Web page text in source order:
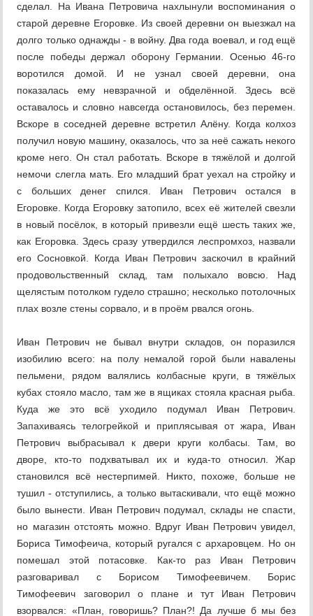
сделал. На Ивана Петровича нахлынули воспоминания о
старой деревне Егоровке. Из своей деревни он выезжал на
долго только однажды - в войну. Два года воевал, и год ещё
после победы держал оборону Германии. Осенью 46-го
воротился домой. И не узнал своей деревни, она
показалась ему невзрачной и обделённой. Здесь всё
оставалось и словно навсегда остановилось, без перемен.
Вскоре в соседней деревне встретил Алёну. Когда колхоз
получил новую машину, оказалось, что за неё сажать некого
кроме него. Он стал работать. Вскоре в тяжёлой и долгой
немочи слегла мать. Его младший брат уехал на стройку и
с больших денег спился. Иван Петрович остался в
Егоровке. Когда Егоровку затопило, всех её жителей свезли
в новый посёлок, в который привезли ещё шесть таких же,
как Егоровка. Здесь сразу утвердился леспромхоз, назвали
его Сосновкой. Когда Иван Петрович заскочил в крайний
продовольственный склад, там полыхало вовсю. Над
щелястым потолком гудело страшно; несколько потолочных
плах возле стены сорвало, и в проём рвался огонь.
Иван Петрович не бывал внутри складов, он поразился
изобилию всего: на полу немалой горой были навалены
пельмени, рядом валялись колбасные круги, в тяжёлых
кубах стояло масло, там же в ящиках стояла красная рыба.
Куда же это всё уходило подумал Иван Петрович.
Запахиваясь телогрейкой и приплясывая от жара, Иван
Петрович выбрасывал к двери круги колбасы. Там, во
дворе, кто-то подхватывал их и куда-то относил. Жар
становился всё нестерпимей. Никто, похоже, больше не
тушил - отступились, а только вытаскивали, что ещё можно
было вынести. Иван Петрович подумал, склады не спасти,
но магазин отстоять можно. Вдруг Иван Петрович увидел,
Бориса Тимофеича, который ругался с архаровцем. Но он
помешал этой потасовке. Как-то раз Иван Петрович
разговаривал с Борисом Тимофеевичем. Борис
Тимофеевич заговорил о плане и тут Иван Петрович
взорвался: «План, говоришь? План?! Да лучше б мы без